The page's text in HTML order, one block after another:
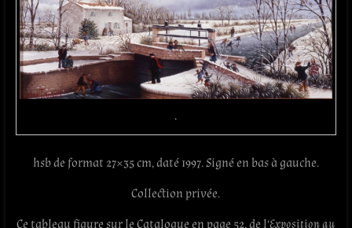
.
hsb de format 27×35 cm, daté 1997. Signé en bas à gauche.
Collection privée.